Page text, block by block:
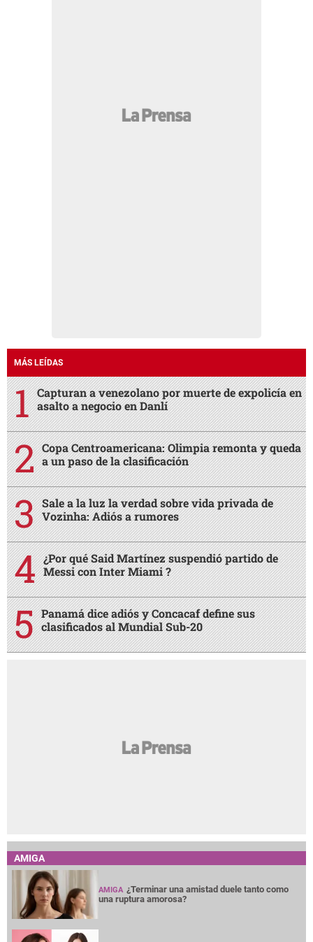
MÁS LEÍDAS
Capturan a venezolano por muerte de expolicía en
asalto a negocio en Danlí
Copa Centroamericana: Olimpia remonta y queda
a un paso de la clasificación
Sale a la luz la verdad sobre vida privada de
Vozinha: Adiós a rumores
¿Por qué Said Martínez suspendió partido de
Messi con Inter Miami ?
Panamá dice adiós y Concacaf define sus
clasificados al Mundial Sub-20
AMIGA
AMIGA ¿Terminar una amistad duele tanto como
una ruptura amorosa?